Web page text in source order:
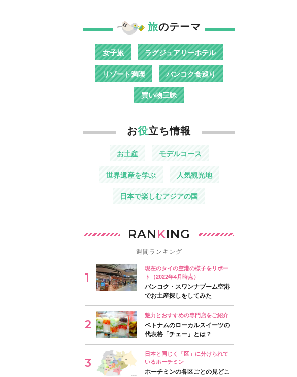
旅のテーマ
女子旅 ラグジュアリーホテル
リゾート満喫 バンコク食巡り
買い物三昧
お役立ち情報
お土産 モデルコース
世界遺産を学ぶ 人気観光地
日本で楽しむアジアの国
RANKING
週間ランキング
現在のタイの空港の様子をリポー
ト（2022年4月時点）
バンコク・スワンナプーム空港
でお土産探しをしてみた
魅力とおすすめの専門店をご紹介
ベトナムのローカルスイーツの
代表格「チェー」とは？
日本と同じく「区」に分けられて
いるホーチミン
ホーチミンの各区ごとの見どこ